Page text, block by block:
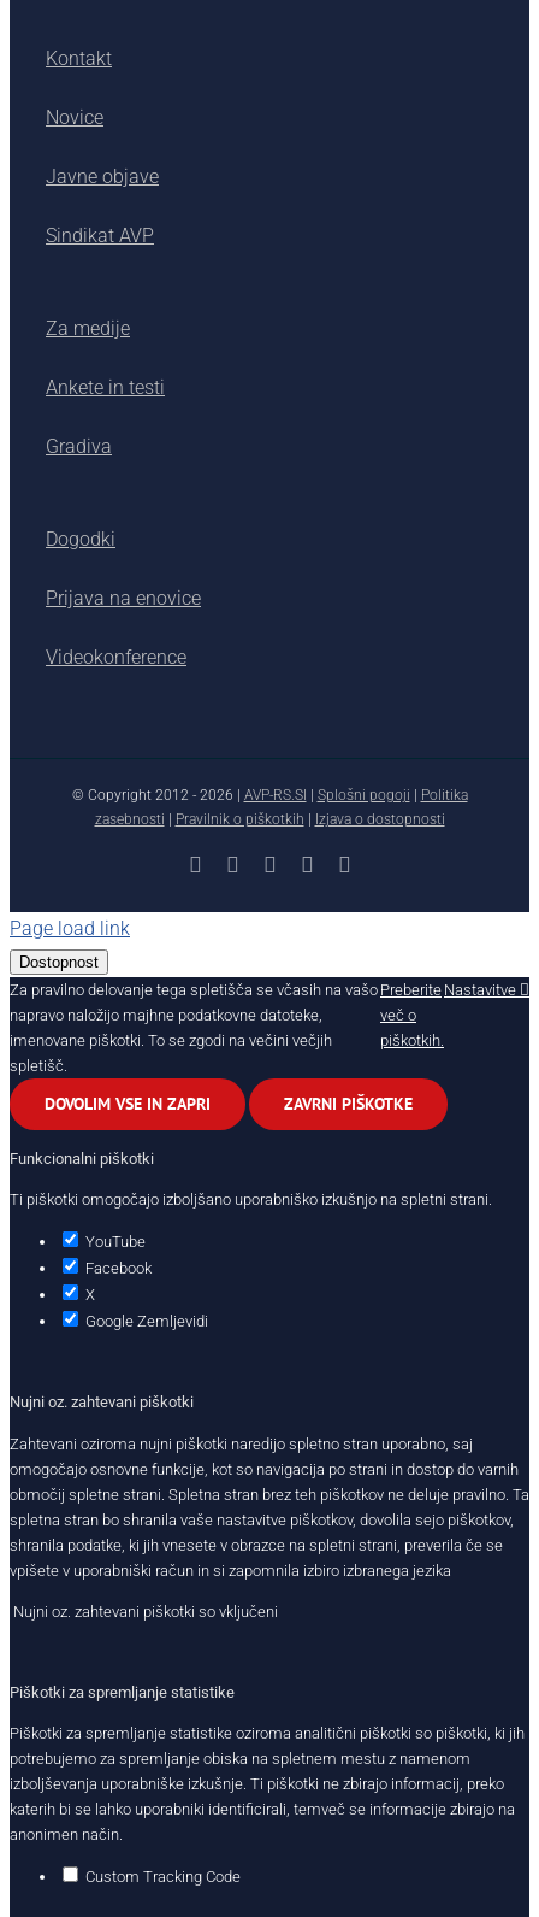
Kontakt
Novice
Javne objave
Sindikat AVP
Za medije
Ankete in testi
Gradiva
Dogodki
Prijava na enovice
Videokonference
© Copyright 2012 - 2026 | AVP-RS.SI Splošni pogoji
Politika
zasebnosti
Pravilnik o piškotkih Izjava o dostopnosti
Facebook YouTubeInstagram
Page load link
Dostopnost
Za pravilno delovanje tega spletišča se včasih na vašo
napravo naložijo majhne podatkovne datoteke,
imenovane piškotki. To se zgodi na večini večjih
spletišč.
Preberite
več o
piškotkih.
Nastavitve
DOVOLIM VSE IN ZAPRI ZAVRNI PIŠKOTKE
Funkcionalni piškotki
Ti piškotki omogočajo izboljšano uporabniško izkušnjo na spletni strani.
YouTube
Facebook
X
Google Zemljevidi
Nujni oz. zahtevani piškotki
Zahtevani oziroma nujni piškotki naredijo spletno stran uporabno, saj
omogočajo osnovne funkcije, kot so navigacija po strani in dostop do varnih
območij spletne strani. Spletna stran brez teh piškotkov ne deluje pravilno. Ta
spletna stran bo shranila vaše nastavitve piškotkov, dovolila sejo piškotkov,
shranila podatke, ki jih vnesete v obrazce na spletni strani, preverila če se
vpišete v uporabniški račun in si zapomnila izbiro izbranega jezika
Nujni oz. zahtevani piškotki so vključeni
Piškotki za spremljanje statistike
Piškotki za spremljanje statistike oziroma analitični piškotki so piškotki, ki jih
potrebujemo za spremljanje obiska na spletnem mestu z namenom
izboljševanja uporabniške izkušnje. Ti piškotki ne zbirajo informacij, preko
katerih bi se lahko uporabniki identificirali, temveč se informacije zbirajo na
anonimen način.
Custom Tracking Code